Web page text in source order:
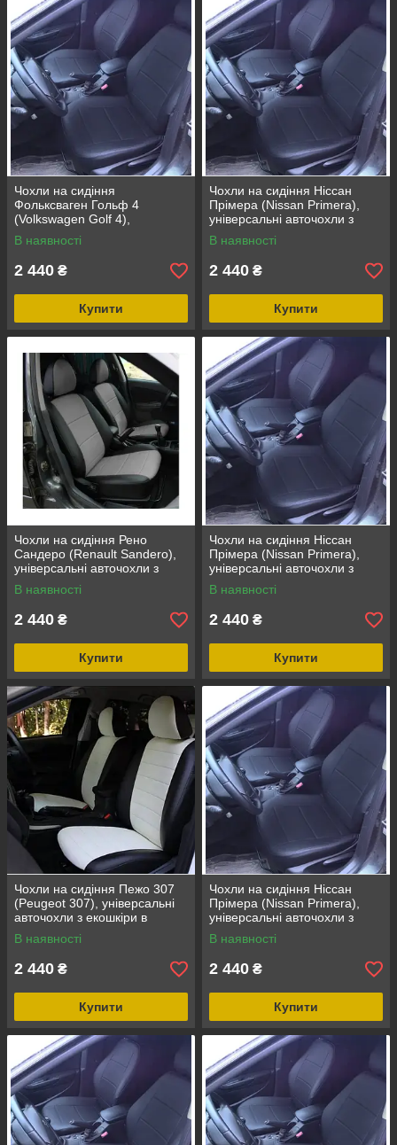
Чохли на сидіння
Фольксваген Гольф 4
(Volkswagen Golf 4),
універсальні авточохли з
екошкіри в Україні
В наявності
2 440 ₴
Купити
Чохли на сидіння Ніссан
Прімера (Nissan Primera),
універсальні авточохли з
екошкіри в Україні
В наявності
2 440 ₴
Купити
Чохли на сидіння Рено
Сандеро (Renault Sandero),
універсальні авточохли з
екошкіри в Україні Чорно-
сірий
В наявності
2 440 ₴
Купити
Чохли на сидіння Ніссан
Прімера (Nissan Primera),
універсальні авточохли з
екошкіри в Україні
В наявності
2 440 ₴
Купити
Чохли на сидіння Пежо 307
(Peugeot 307), універсальні
авточохли з екошкіри в
Україні Чорно-білий
В наявності
2 440 ₴
Купити
Чохли на сидіння Ніссан
Прімера (Nissan Primera),
універсальні авточохли з
екошкіри в Україні
В наявності
2 440 ₴
Купити